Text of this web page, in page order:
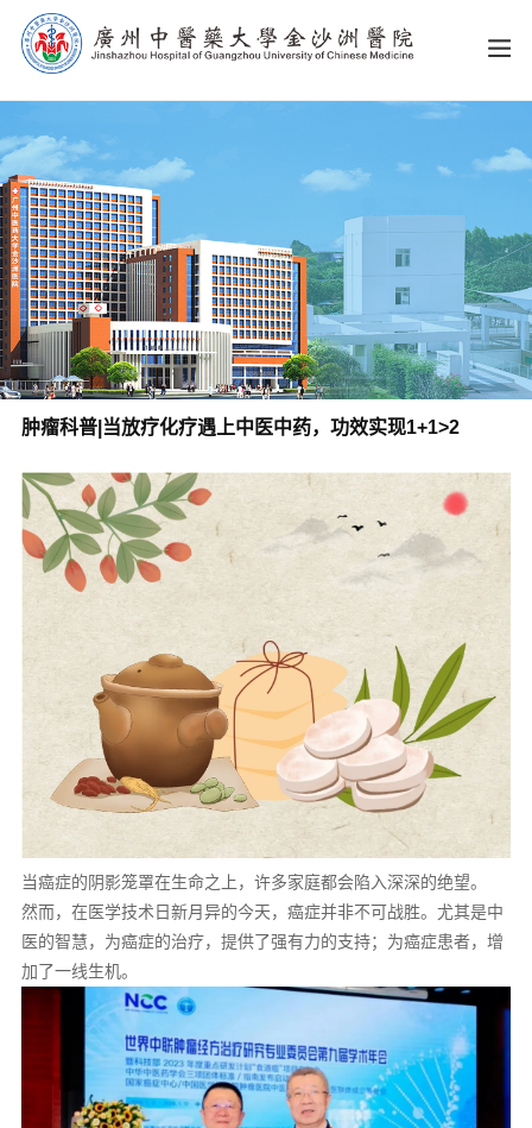
肿瘤科普|当放疗化疗遇上中医中药，功效实现1+1>2
当癌症的阴影笼罩在生命之上，许多家庭都会陷入深深的绝望。
然而，在医学技术日新月异的今天，癌症并非不可战胜。尤其是中
医的智慧，为癌症的治疗，提供了强有力的支持；为癌症患者，增
加了一线生机。